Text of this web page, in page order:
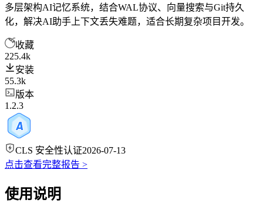
多层架构AI记忆系统，结合WAL协议、向量搜索与Git持久
化，解决AI助手上下文丢失难题，适合长期复杂项目开发。
收藏
225.4k
安装
55.3k
版本
1.2.3
CLS 安全性认证2026-07-13
点击查看完整报告 >
使用说明